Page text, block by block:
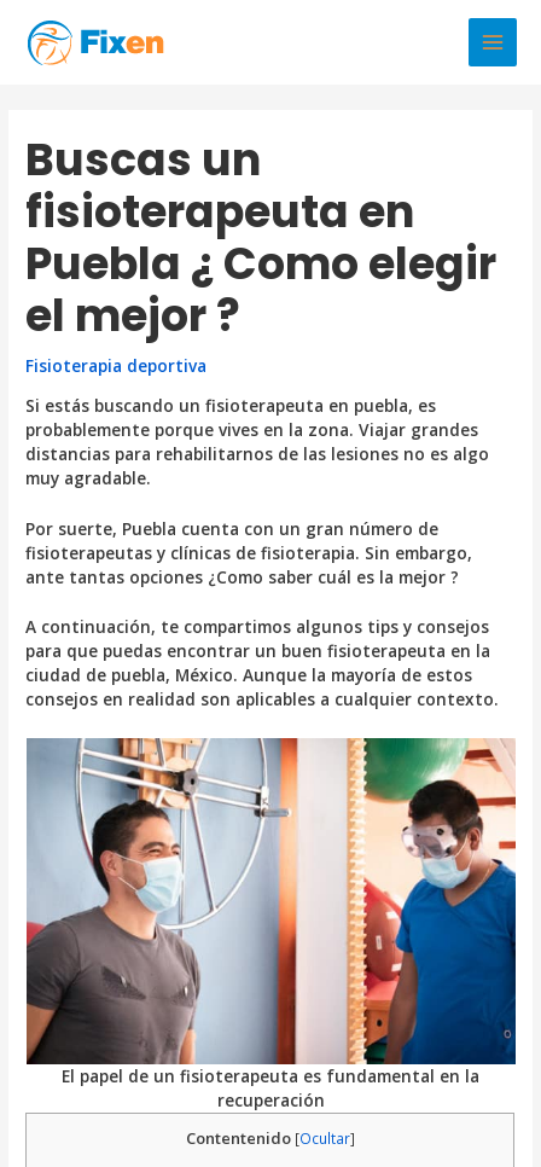
contenido
Main
Buscas un
fisioterapeuta en
Puebla ¿ Como elegir
el mejor ?
Fisioterapia deportiva
Si estás buscando un fisioterapeuta en puebla, es
probablemente porque vives en la zona. Viajar grandes
distancias para rehabilitarnos de las lesiones no es algo
muy agradable.
Por suerte, Puebla cuenta con un gran número de
fisioterapeutas y clínicas de fisioterapia. Sin embargo,
ante tantas opciones ¿Como saber cuál es la mejor ?
A continuación, te compartimos algunos tips y consejos
para que puedas encontrar un buen fisioterapeuta en la
ciudad de puebla, México. Aunque la mayoría de estos
consejos en realidad son aplicables a cualquier contexto.
El papel de un fisioterapeuta es fundamental en la
recuperación
Contentenido [Ocultar]